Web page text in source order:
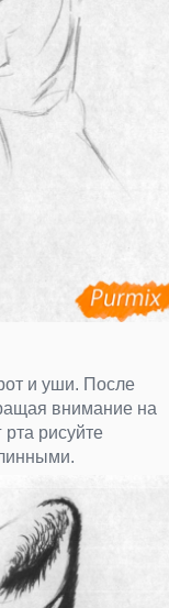
и уши. После
внимание на
рисуйте